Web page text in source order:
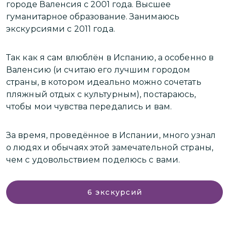
городе Валенсия с 2001 года. Высшее
гуманитарное образование.Занимаюсь
экскурсиями с 2011 года.
Так как я сам влюблён в Испанию, а особенно в
Валенсию (и считаю его лучшим городом
страны, в котором идеально можно сочетать
пляжный отдых с культурным), постараюсь,
чтобы мои чувства передались и вам.
За время, проведённое в Испании, много узнал
о людях и обычаях этой замечательной страны,
чем с удовольствием поделюсь с вами.
6 экскурсий